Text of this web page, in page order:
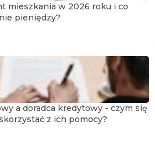
mieszkania w 2026 roku i co
pieniędzy?
a doradca kredytowy - czym się
z ich pomocy?